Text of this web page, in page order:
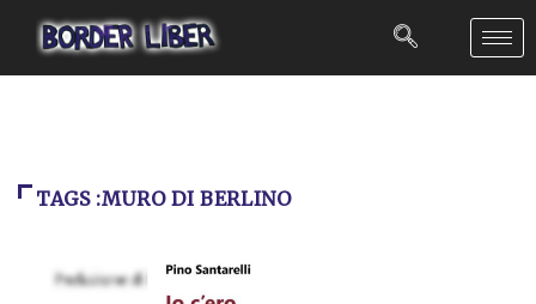
TAGS :MURO DI BERLINO